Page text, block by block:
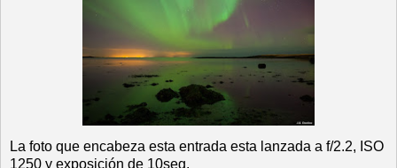
La foto que encabeza esta entrada esta lanzada a f/2.2, ISO
1250 y exposición de 10seg.